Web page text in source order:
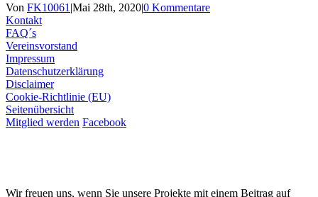
Von FK10061 |Mai 28th, 2020|0 Kommentare
Kontakt
FAQ´s
Vereinsvorstand
Impressum
Datenschutzerklärung
Disclaimer
Cookie-Richtlinie (EU)
Seitenübersicht
Mitglied werden Facebook
Wir freuen uns, wenn Sie unsere Projekte mit einem Beitrag auf